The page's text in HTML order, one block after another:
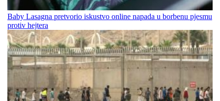
Baby Lasagna pretvorio iskustvo online napada u borbenu pjesmu
protiv hejtera